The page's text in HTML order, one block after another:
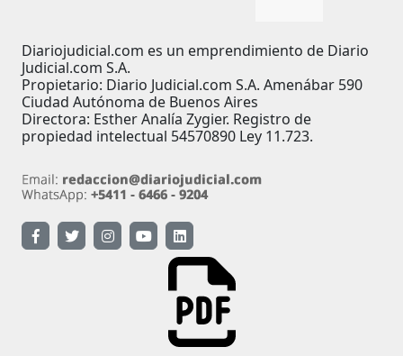
Diariojudicial.com es un emprendimiento de Diario
Judicial.com S.A.
Propietario: Diario Judicial.com S.A. Amenábar 590
Ciudad Autónoma de Buenos Aires
Directora: Esther Analía Zygier. Registro de
propiedad intelectual 54570890 Ley 11.723.